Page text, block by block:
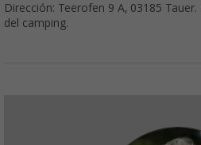
Dirección: Teerofen 9 A, 03185
del camping.